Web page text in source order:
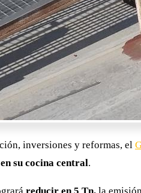
inversiones y reformas, el
su cocina central.